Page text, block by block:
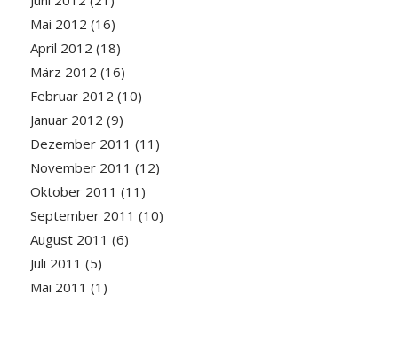
Mai 2012 (16)
April 2012 (18)
März 2012 (16)
Februar 2012 (10)
Januar 2012 (9)
Dezember 2011 (11)
November 2011 (12)
Oktober 2011 (11)
September 2011 (10)
August 2011 (6)
Juli 2011 (5)
Mai 2011 (1)